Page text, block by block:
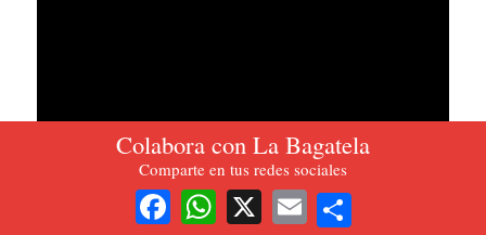
Colabora con La Bagatela
Comparte en tus redes sociales
FacebookWhatsApp
X Email